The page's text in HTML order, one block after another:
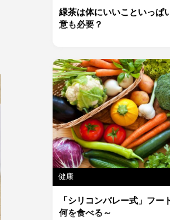
緑茶は体にいいこといっぱ
意も必要？
健康
「シリコンバレー式」フー
何を食べる～